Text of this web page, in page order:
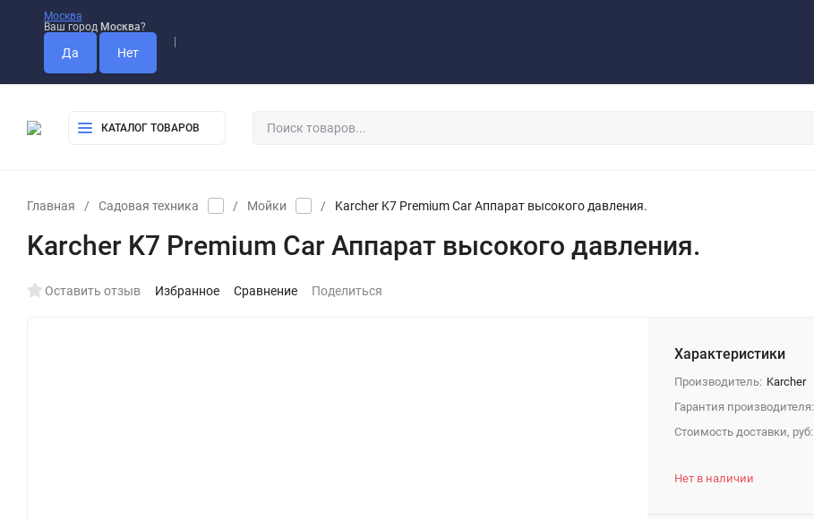
Москва
Ваш город Москва?
КАТАЛОГ ТОВАРОВ
Главная / Садовая техника / Мойки / Karcher K7 Premium Car Аппарат высокого давления.
Karcher K7 Premium Car Аппарат высокого давления.
Оставить отзыв Избранное Сравнение Поделиться
Характеристики
Производитель: Karcher
Гарантия производителя:
Стоимость доставки, руб:
Нет в наличии